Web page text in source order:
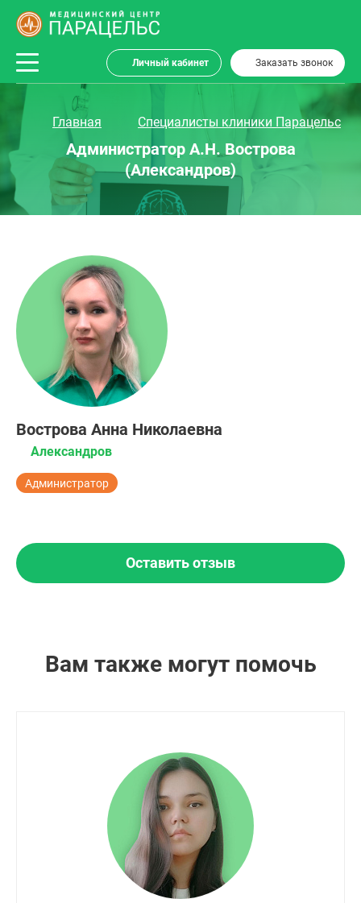
Личный кабинет Заказать звонок
Главная Специалисты клиники Парацельс
Администратор А.Н. Вострова
(Александров)
Вострова Анна Николаевна
Александров
Администратор
Оставить отзыв
Вам также могут помочь